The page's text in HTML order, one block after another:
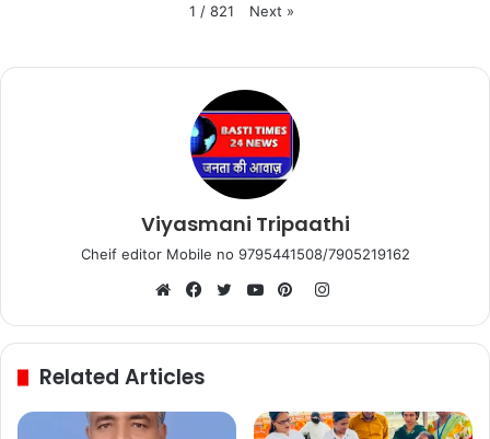
1 / 821 Next »
Viyasmani Tripaathi
Cheif editor Mobile no 9795441508/7905219162
Instagram
Related Articles